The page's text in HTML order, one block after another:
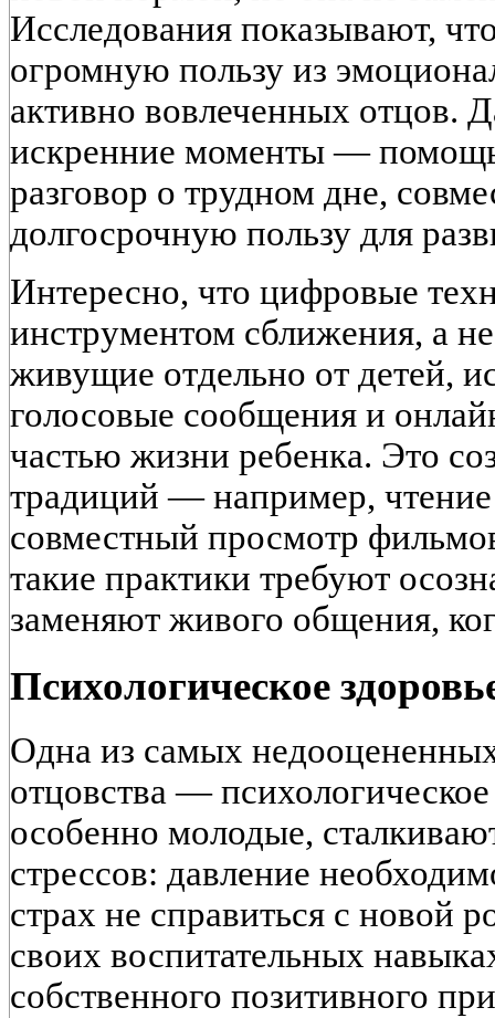
Исследования показывают,
огромную пользу из
активно вовлеченных отцов.
искренние моменты —
разговор о трудном дне,
долгосрочную пользу для
Интересно, что цифровые
инструментом сближения, а
живущие отдельно от детей,
голосовые сообщения и
частью жизни ребенка. Это
традиций — например, чтение
совместный просмотр
такие практики требуют
заменяют живого общения,
Психологическое
Одна из самых
отцовства —
особенно молодые,
стрессов: давление
страх не справиться с новой
своих воспитательных
собственного позитивного